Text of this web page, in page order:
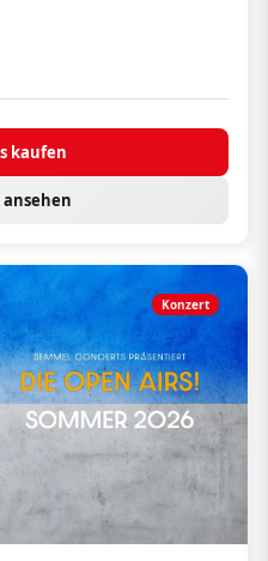
kaufen
Konzert